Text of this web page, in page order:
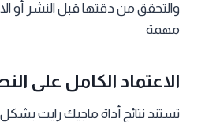
والتحقق من دقتها قبل النشر أو
مهمة
الاعتماد الكامل على
تستند نتائج أداة ماجيك رايت